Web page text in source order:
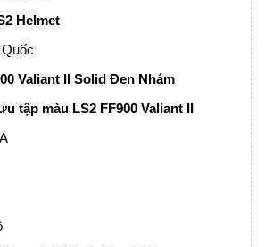
Helmet
Valiant II Solid Đen Nhám
tập màu LS2 FF900 Valiant II